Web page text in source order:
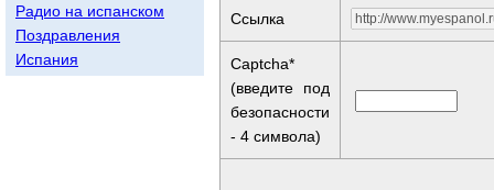
Радио на испанском
Поздравления
Испания
Ссылка
Captcha*
(введите под
безопасности
- 4 символа)